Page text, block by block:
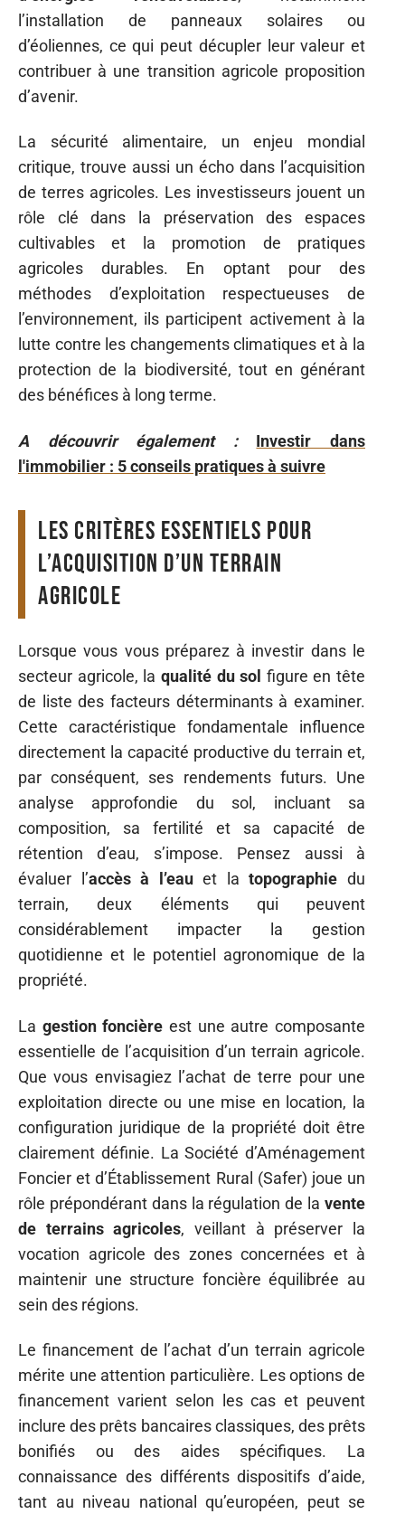
l’installation de panneaux solaires ou
d’éoliennes, ce qui peut décupler leur valeur et
contribuer à une transition agricole proposition
d’avenir.
La sécurité alimentaire, un enjeu mondial
critique, trouve aussi un écho dans l’acquisition
de terres agricoles. Les investisseurs jouent un
rôle clé dans la préservation des espaces
cultivables et la promotion de pratiques
agricoles durables. En optant pour des
méthodes d’exploitation respectueuses de
l’environnement, ils participent activement à la
lutte contre les changements climatiques et à la
protection de la biodiversité, tout en générant
des bénéfices à long terme.
A découvrir également :
Investir dans
l'immobilier : 5 conseils pratiques à suivre
Les critères essentiels pour
l’acquisition d’un terrain
agricole
Lorsque vous vous préparez à investir dans le
secteur agricole, la qualité du sol figure en tête
de liste des facteurs déterminants à examiner.
Cette caractéristique fondamentale influence
directement la capacité productive du terrain et,
par conséquent, ses rendements futurs. Une
analyse approfondie du sol, incluant sa
composition, sa fertilité et sa capacité de
rétention d’eau, s’impose. Pensez aussi à
évaluer l’accès à l’eauet latopographie du
terrain, deux éléments qui peuvent
considérablement impacter la gestion
quotidienne et le potentiel agronomique de la
propriété.
La gestion foncière est une autre composante
essentielle de l’acquisition d’un terrain agricole.
Que vous envisagiez l’achat de terre pour une
exploitation directe ou une mise en location, la
configuration juridique de la propriété doit être
clairement définie. La Société d’Aménagement
Foncier et d’Établissement Rural (Safer) joue un
rôle prépondérant dans la régulation de la vente
de terrains agricoles, veillant à préserver la
vocation agricole des zones concernées et à
maintenir une structure foncière équilibrée au
sein des régions.
Le financement de l’achat d’un terrain agricole
mérite une attention particulière. Les options de
financement varient selon les cas et peuvent
inclure des prêts bancaires classiques, des prêts
bonifiés ou des aides spécifiques. La
connaissance des différents dispositifs d’aide,
tant au niveau national qu’européen, peut se